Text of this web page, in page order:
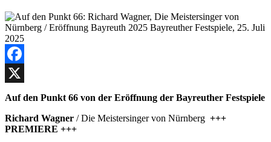
Facebook
X
Auf den Punkt 66 von der Eröffnung der Bayreuther Festspiele
Richard Wagner / Die Meistersinger von Nürnberg +++
PREMIERE +++